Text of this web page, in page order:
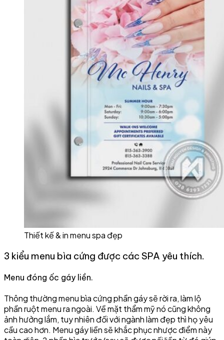
Thiết kế & in menu spa đẹp
3 kiểu menu bìa cứng được các SPA yêu thích.
Menu đóng ốc gáy liền.
Thông thường menu bìa cứng phần gáy sẽ rời ra, làm lộ
phần ruột menu ra ngoài. Về mặt thẩm mỹ nó cũng không
ảnh hưởng lắm, tuy nhiên đối với ngành làm đẹp thì họ yêu
cầu cao hơn. Menu gáy liền sẽ khắc phục nhược điểm này